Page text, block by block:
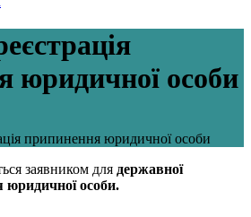
юридичної особи
припинення юридичної особи
заявником для державної
юридичної особи.